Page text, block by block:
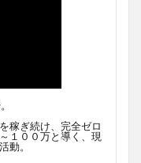
稼ぎ続け、完全ゼロ
１００万と導く、現
動。